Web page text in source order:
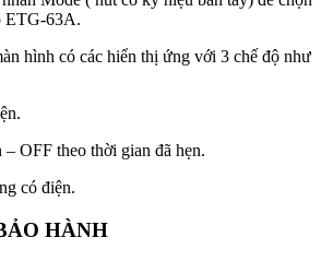
ETG-63A.
hình có các hiển thị ứng với 3 chế độ như
OFF theo thời gian đã hẹn.
có điện.
HÀNH